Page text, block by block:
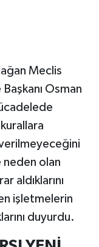
Meclis
Osman
kurallara
olan
aldıklarını
işletmelerin
duyurdu.